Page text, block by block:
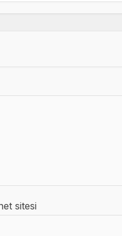
sitesi